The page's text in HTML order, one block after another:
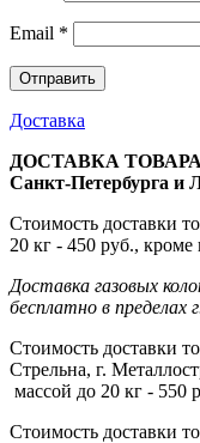
Email *
Доставка
ДОСТАВКА ТОВАРА
Санкт-Петербурга и
Стоимость доставки
20 кг - 450 руб.,
Доставка газовых
бесплатно в
Стоимость доставки
Стрельна, г.
массой до 20 кг - 550
Стоимость доставки